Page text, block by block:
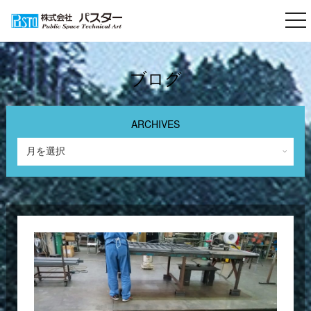
ブログ
ARCHIVES